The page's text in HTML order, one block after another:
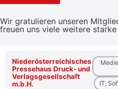
Wir gratulieren unseren
freuen uns viele weitere
Niederösterreichisches
Pressehaus Druck- und
Verlagsgesellschaft
m.b.H.
IT,